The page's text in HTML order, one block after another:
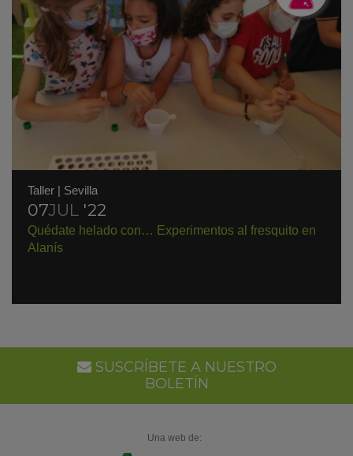
Taller | Sevilla
07JUL '22
Quédate helado con… Experimentos al fresquito en
Alanís
SUSCRÍBETE A NUESTRO
BOLETÍN
Una web de: